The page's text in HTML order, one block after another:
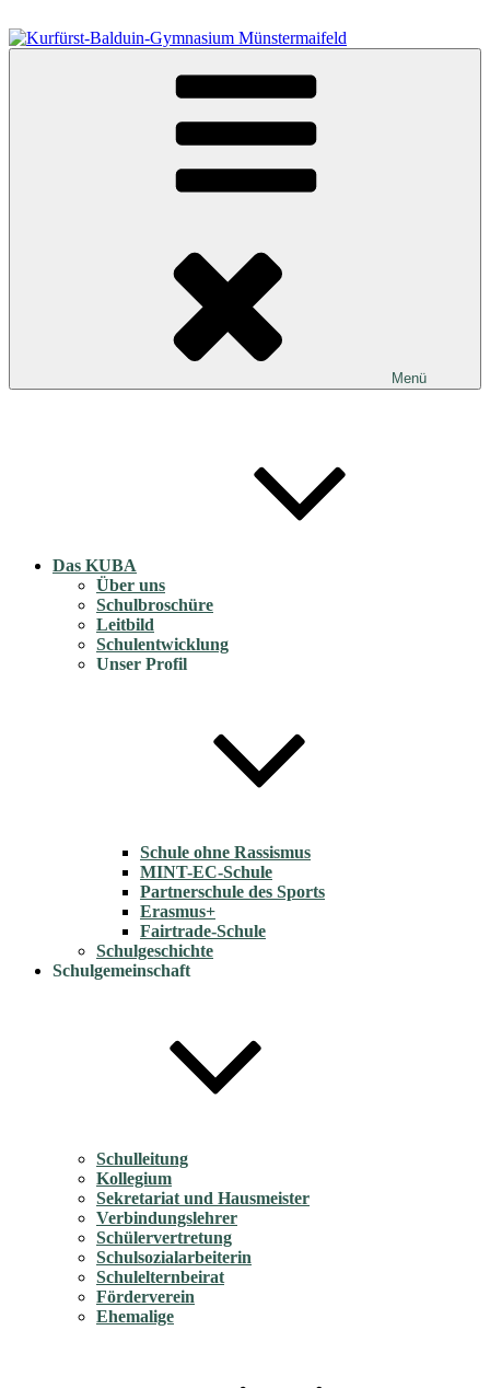
Inhalt
springen
Kurfürst-Balduin-Gymnasium Münstermaifeld
Menü
Das KUBA
Über uns
Schulbroschüre
Leitbild
Schulentwicklung
Unser Profil
Schule ohne Rassismus
MINT-EC-Schule
Partnerschule des Sports
Erasmus+
Fairtrade-Schule
Schulgeschichte
Schulgemeinschaft
Schulleitung
Kollegium
Sekretariat und Hausmeister
Verbindungslehrer
Schülervertretung
Schulsozialarbeiterin
Schulelternbeirat
Förderverein
Ehemalige